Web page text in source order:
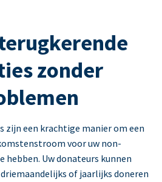
zonder
zijn een krachtige manier om een
voor uw non-
Uw donateurs kunnen
of jaarlijks doneren